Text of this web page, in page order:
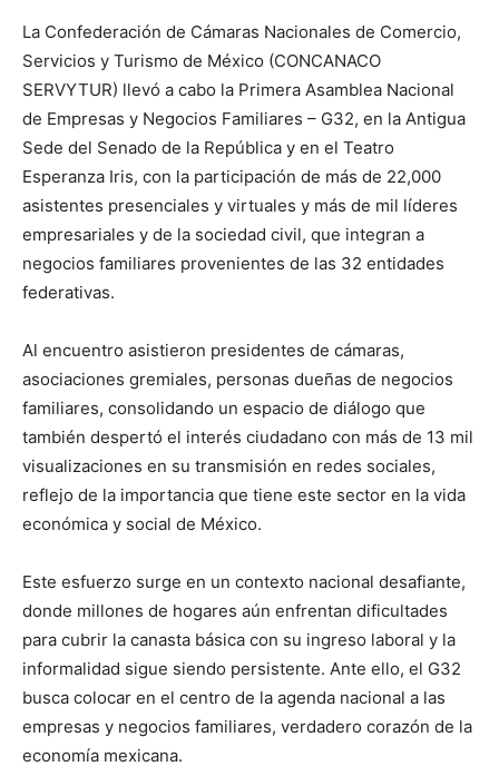
La Confederación de Cámaras Nacionales de Comercio,
Servicios y Turismo de México (CONCANACO
SERVYTUR) llevó a cabo la Primera Asamblea Nacional
de Empresas y Negocios Familiares – G32, en la Antigua
Sede del Senado de la República y en el Teatro
Esperanza Iris, con la participación de más de 22,000
asistentes presenciales y virtuales y más de mil líderes
empresariales y de la sociedad civil, que integran a
negocios familiares provenientes de las 32 entidades
federativas.
Al encuentro asistieron presidentes de cámaras,
asociaciones gremiales, personas dueñas de negocios
familiares, consolidando un espacio de diálogo que
también despertó el interés ciudadano con más de 13 mil
visualizaciones en su transmisión en redes sociales,
reflejo de la importancia que tiene este sector en la vida
económica y social de México.
Este esfuerzo surge en un contexto nacional desafiante,
donde millones de hogares aún enfrentan dificultades
para cubrir la canasta básica con su ingreso laboral y la
informalidad sigue siendo persistente. Ante ello, el G32
busca colocar en el centro de la agenda nacional a las
empresas y negocios familiares, verdadero corazón de la
economía mexicana.